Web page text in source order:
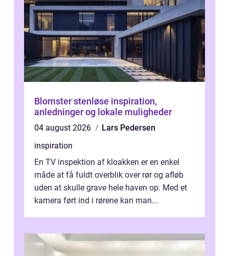
Blomster stenløse inspiration,
anledninger og lokale muligheder
04 august 2026
Lars Pedersen
inspiration
En TV inspektion af kloakken er en enkel
måde at få fuldt overblik over rør og afløb
uden at skulle grave hele haven op. Med et
kamera ført ind i rørene kan man...